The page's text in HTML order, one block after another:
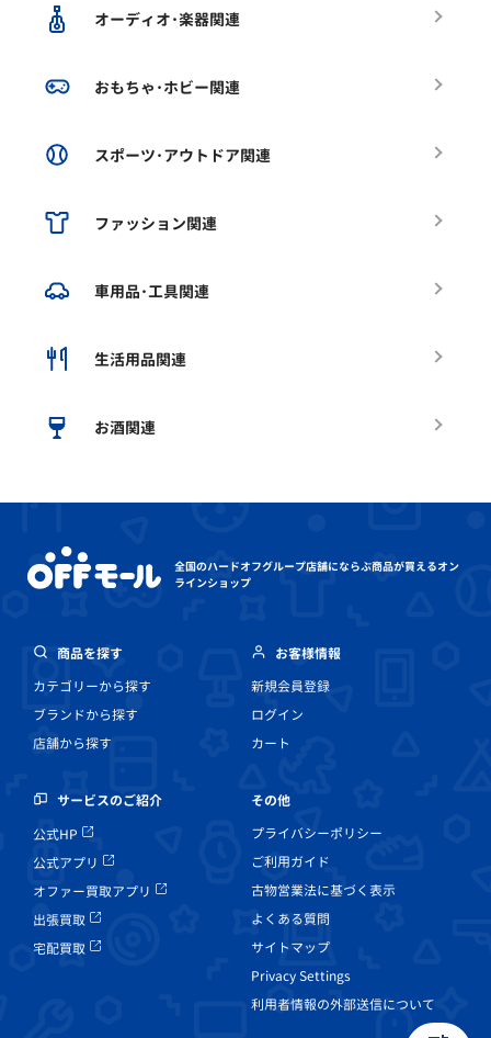
オーディオ･楽器関連
おもちゃ･ホビー関連
スポーツ･アウトドア関連
ファッション関連
車用品･工具関連
生活用品関連
お酒関連
全国のハードオフグループ店舗にならぶ商品が買えるオン
ラインショップ
商品を探す
カテゴリーから探す
ブランドから探す
店舗から探す
お客様情報
新規会員登録
ログイン
カート
サービスのご紹介
公式HP
公式アプリ
オファー買取アプリ
出張買取
宅配買取
その他
プライバシーポリシー
ご利用ガイド
古物営業法に基づく表示
よくある質問
サイトマップ
Privacy Settings
利用者情報の外部送信について